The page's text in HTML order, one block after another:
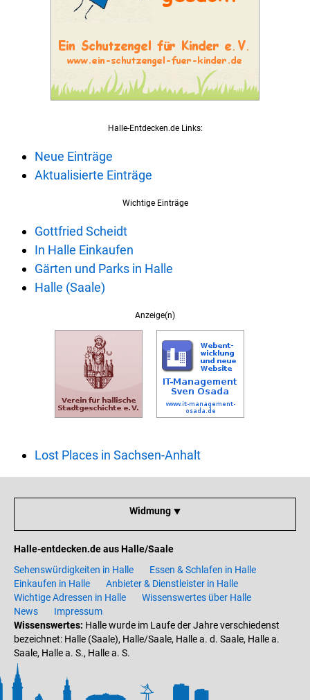
Halle-Entdecken.de Links:
Neue Einträge
Aktualisierte Einträge
Wichtige Einträge
Gottfried Scheidt
In Halle Einkaufen
Gärten und Parks in Halle
Halle (Saale)
Anzeige(n)
Lost Places in Sachsen-Anhalt
Widmung ⯆
Halle-entdecken.de aus Halle/Saale
Sehenswürdigkeiten in Halle
Essen & Schlafen in Halle
Einkaufen in Halle
Anbieter & Dienstleister in Halle
Wichtige Adressen in Halle
Wissenswertes über Halle
News
Impressum
Wissenswertes: Halle wurde im Laufe der Jahre verschiedenst
bezeichnet: Halle (Saale), Halle/Saale, Halle a. d. Saale, Halle a.
Saale, Halle a. S., Halle a. S.